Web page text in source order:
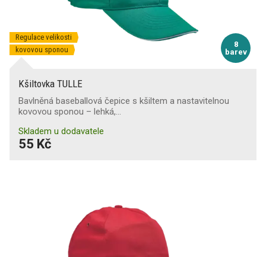
8
barev
Regulace velikosti
kovovou sponou
Kšiltovka TULLE
Bavlněná baseballová čepice s kšiltem a nastavitelnou
kovovou sponou – lehká,…
Skladem u dodavatele
55 Kč